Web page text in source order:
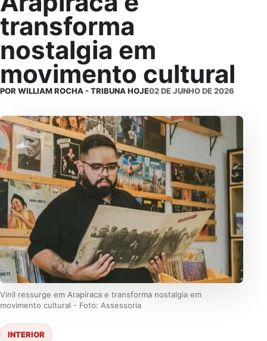
transforma
nostalgia em
movimento cultural
POR WILLIAM ROCHA - TRIBUNA HOJE02 DE JUNHO DE 2026
Vinil ressurge em Arapiraca e transforma nostalgia em
movimento cultural - Foto: Assessoria
INTERIOR